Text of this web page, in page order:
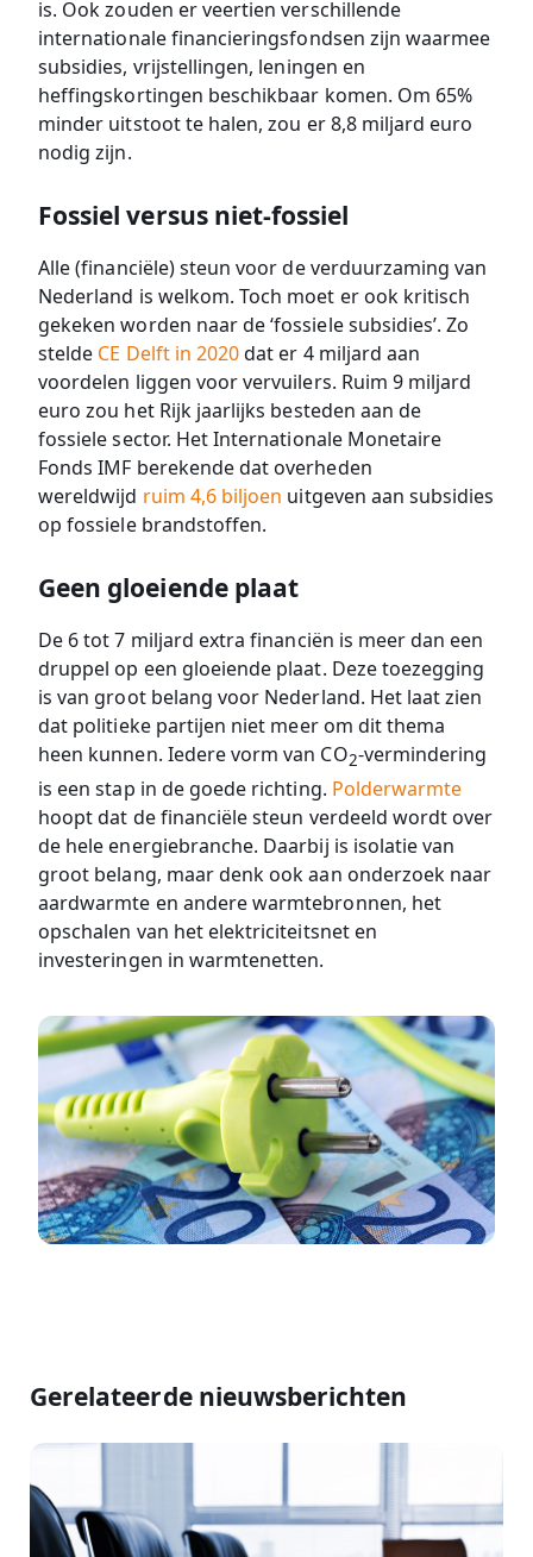
is. Ook zouden er veertien verschillende
internationale financieringsfondsen zijn waarmee
subsidies, vrijstellingen, leningen en
heffingskortingen beschikbaar komen. Om 65%
minder uitstoot te halen, zou er 8,8 miljard euro
nodig zijn.
Fossiel versus niet-fossiel
Alle (financiële) steun voor de verduurzaming van
Nederland is welkom. Toch moet er ook kritisch
gekeken worden naar de ‘fossiele subsidies’. Zo
stelde CE Delft in 2020dat er 4 miljard aan
voordelen liggen voor vervuilers. Ruim 9 miljard
euro zou het Rijk jaarlijks besteden aan de
fossiele sector. Het Internationale Monetaire
Fonds IMF berekende dat overheden
wereldwijd ruim 4,6 biljoen uitgeven aan subsidies
op fossiele brandstoffen.
Geen gloeiende plaat
De 6 tot 7 miljard extra financiën is meer dan een
druppel op een gloeiende plaat. Deze toezegging
is van groot belang voor Nederland. Het laat zien
dat politieke partijen niet meer om dit thema
heen kunnen. Iedere vorm van CO2-vermindering
is een stap in de goede richting. Polderwarmte
hoopt dat de financiële steun verdeeld wordt over
de hele energiebranche. Daarbij is isolatie van
groot belang, maar denk ook aan onderzoek naar
aardwarmte en andere warmtebronnen, het
opschalen van het elektriciteitsnet en
investeringen in warmtenetten.
Gerelateerde nieuwsberichten